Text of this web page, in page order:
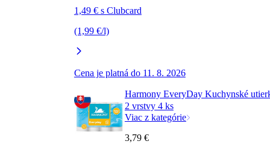
1,49 € s Clubcard
(1,99 €/l)
Cena je platná do 11. 8. 2026
Harmony EveryDay Kuchynské
2 vrstvy 4 ks
Viac z kategórie
3,79 €